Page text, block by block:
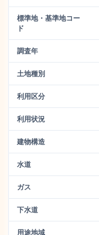
標準地・基準地コー
ド
調査年
土地種別
利用区分
利用状況
建物構造
水道
ガス
下水道
用途地域